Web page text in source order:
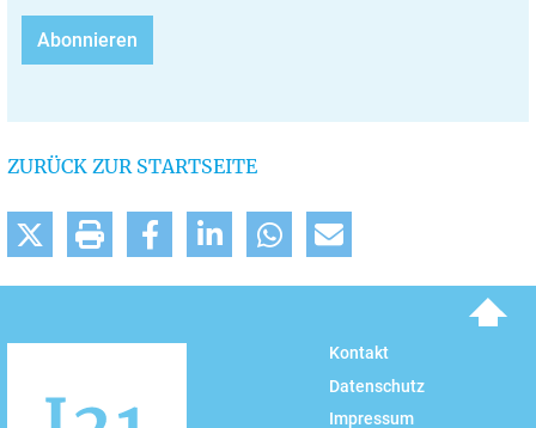
ZURÜCK ZUR STARTSEITE
Kontakt
Datenschutz
Impressum